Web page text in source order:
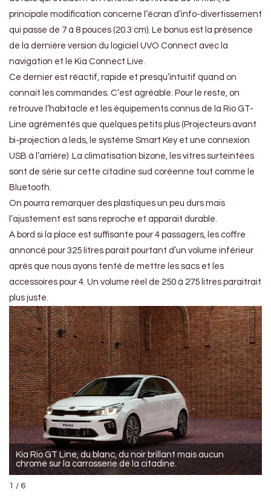
principale modification concerne l’écran d’info-divertissement
qui passe de 7 à 8 pouces (20.3 cm). Le bonus est la présence
de la dernière version du logiciel UVO Connect avec la
navigation et le Kia Connect Live.
Ce dernier est réactif, rapide et presqu’intuitif quand on
connait les commandes. C’est agréable. Pour le reste, on
retrouve l’habitacle et les équipements connus de la Rio GT-
Line agrémentés que quelques petits plus (Projecteurs avant
bi-projection à leds, le système Smart Key et une connexion
USB à l’arrière) .La climatisation bizone, les vitres surteintées
sont de série sur cette citadine sud coréenne tout comme le
Bluetooth.
On pourra remarquer des plastiques un peu durs mais
l’ajustement est sans reproche et apparait durable.
A bord si la place est suffisante pour 4 passagers, les coffre
annoncé pour 325 litres parait pourtant d’un volume inférieur
après que nous ayons tenté de mettre les sacs et les
accessoires pour 4. Un volume réel de 250 à 275 litres paraitrait
plus juste.
Kia Rio GT Line, du blanc, du noir brillant mais aucun
chrome sur la carrosserie de la citadine.
1 / 6